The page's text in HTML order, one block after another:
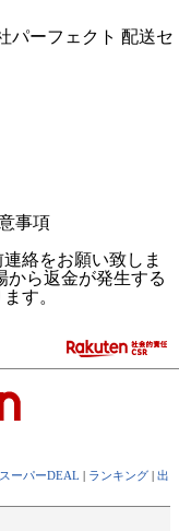
パーフェクト 配送セ
事項
絡をお願い致しま
から返金が発生する
す。
スーパーDEAL | ランキング | 出